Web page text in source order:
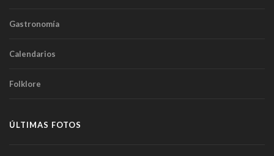
Gastronomía
Calendarios
Folklore
ÚLTIMAS FOTOS